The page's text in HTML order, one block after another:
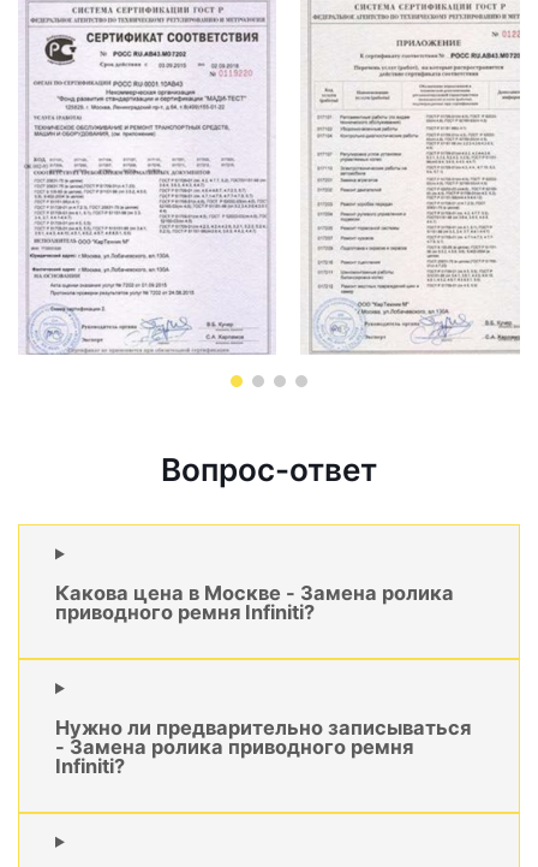
Вопрос-ответ
Какова цена в Москве - Замена ролика
приводного ремня Infiniti?
Нужно ли предварительно записываться
- Замена ролика приводного ремня
Infiniti?